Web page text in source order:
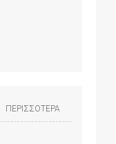
ΠΕΡΙΣΣΟΤΕΡΑ